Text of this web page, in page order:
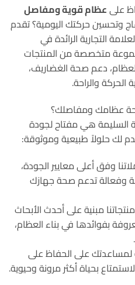
علىعظام قوية ومفاصل
وتحسين حركتك اليومية؟ تقدم
التجارية الرائدة في
متخصصة من المنتجات
دعم صحة الغضاريف،
الحركة والراحة.
صحة عظامك ومفاصلك؟
السليمة هي مفتاح لجودة
لك حلولاً طبيعية وموثوقة:
وفق أعلى معايير الجودة،
وفعالة تدعم صحة جهازك
مبنية على أحدث الأبحاث
بفوائدها في بناء العظام،
على الحفاظ على
بحياة أكثر مرونة وحيوية.